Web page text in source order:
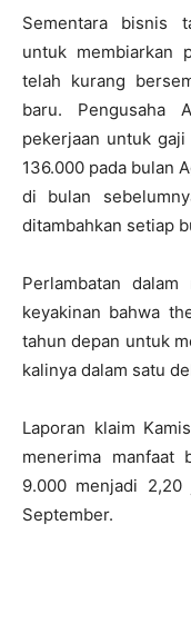
Sementara bisnis
untuk membiarkan
telah kurang
baru. Pengusaha
pekerjaan untuk
136.000 pada bulan
di bulan
ditambahkan setiap
Perlambatan
keyakinan bahwa
tahun depan untuk
kalinya dalam satu
Laporan klaim
menerima manfaat
9.000 menjadi
September.